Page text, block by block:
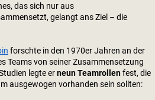
das sich nur aus
gelangt ans Ziel – die
forschte in den 1970er Jahren an der
Teams von seiner Zusammensetzung
legte erneun Teamrollenfest, die
ausgewogen vorhanden sein sollten: